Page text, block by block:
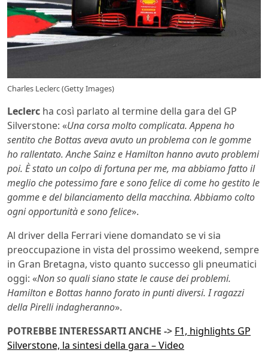
Charles Leclerc (Getty Images)
Leclerc ha così parlato al termine della gara del GP
Silverstone: «Una corsa molto complicata. Appena ho
sentito che Bottas aveva avuto un problema con le gomme
ho rallentato. Anche Sainz e Hamilton hanno avuto problemi
poi. È stato un colpo di fortuna per me, ma abbiamo fatto il
meglio che potessimo fare e sono felice di come ho gestito le
gomme e del bilanciamento della macchina. Abbiamo colto
ogni opportunità e sono felice».
Al driver della Ferrari viene domandato se vi sia
preoccupazione in vista del prossimo weekend, sempre
in Gran Bretagna, visto quanto successo gli pneumatici
oggi: «Non so quali siano state le cause dei problemi.
Hamilton e Bottas hanno forato in punti diversi. I ragazzi
della Pirelli indagheranno».
POTREBBE INTERESSARTI ANCHE -> F1, highlights GP
Silverstone, la sintesi della gara – Video